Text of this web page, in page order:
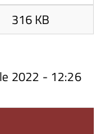
316 KB
2022 - 12:26